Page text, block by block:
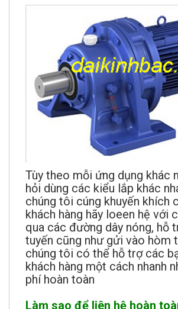
Tùy theo mỗi ứng dụng khác
hỏi dùng các kiểu lắp khác
chúng tôi cúng khuyến khích
khách hàng hãy loeen hệ với
qua các đường dây nóng, hỗ
tuyến cũng như gửi vào hòm
chúng tôi có thể hỗ trợ các
khách hàng một cách nhanh
phí hoàn toàn
Làm sao để liên hệ hoàn